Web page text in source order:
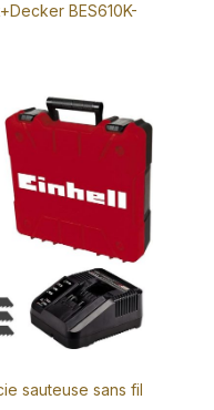
BES610K-
sauteuse sans fil